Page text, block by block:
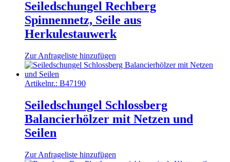
Seiledschungel Rechberg
Spinnennetz, Seile aus
Herkulestauwerk
Zur Anfrageliste hinzufügen
Artikelnr.: B47190
Seiledschungel Schlossberg
Balancierhölzer mit Netzen und
Seilen
Zur Anfrageliste hinzufügen